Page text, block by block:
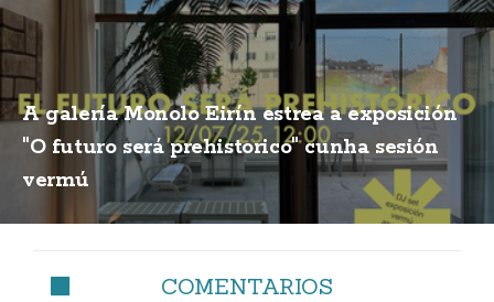
A galería Monolo Eirín estrea a exposición
"O futuro será prehistorico" cunha sesión
vermú
COMENTARIOS